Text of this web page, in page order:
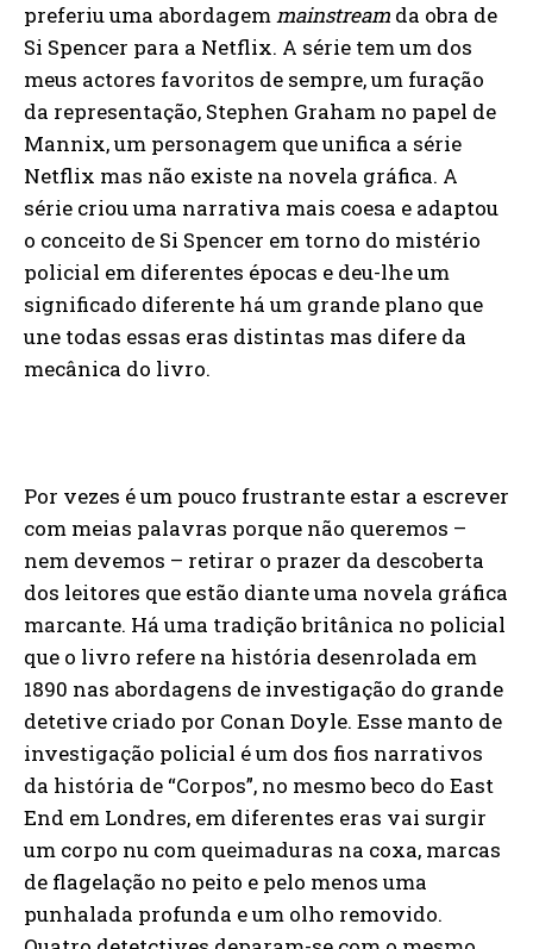
preferiu uma abordagemmainstream da obra de
Si Spencer para a Netflix. A série tem um dos
meus actores favoritos de sempre, um furação
da representação, Stephen Graham no papel de
Mannix, um personagem que unifica a série
Netflix mas não existe na novela gráfica. A
série criou uma narrativa mais coesa e adaptou
o conceito de Si Spencer em torno do mistério
policial em diferentes épocas e deu-lhe um
significado diferente há um grande plano que
une todas essas eras distintas mas difere da
mecânica do livro.
Por vezes é um pouco frustrante estar a escrever
com meias palavras porque não queremos –
nem devemos – retirar o prazer da descoberta
dos leitores que estão diante uma novela gráfica
marcante. Há uma tradição britânica no policial
que o livro refere na história desenrolada em
1890 nas abordagens de investigação do grande
detetive criado por Conan Doyle. Esse manto de
investigação policial é um dos fios narrativos
da história de “Corpos”, no mesmo beco do East
End em Londres, em diferentes eras vai surgir
um corpo nu com queimaduras na coxa, marcas
de flagelação no peito e pelo menos uma
punhalada profunda e um olho removido.